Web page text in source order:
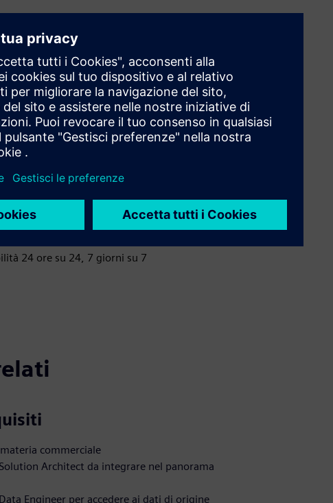
di biglietteria, sharepoint, archivi di
di precisione nella comprensione delle
24 ore su 24, 7 giorni su 7
commerciale
Architect da integrare nel panorama
Engineer per accedere ai dati di origine